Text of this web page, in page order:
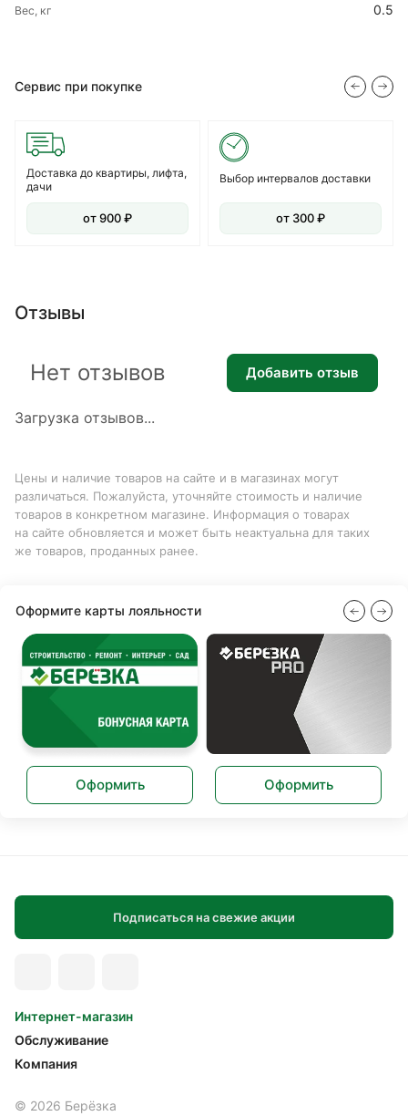
Вес, кг 0.5
Сервис при покупке
Доставка до квартиры, лифта,
дачи
от 900 ₽
Выбор интервалов доставки
от 300 ₽
Отзывы
Загрузка отзывов...
Нет отзывов Добавить отзыв
Цены и наличие товаров на сайте и в магазинах могут
различаться. Пожалуйста, уточняйте стоимость и наличие
товаров в конкретном магазине. Информация о товарах
на сайте обновляется и может быть неактуальна для таких
же товаров, проданных ранее.
Оформите карты лояльности
Оформить Оформить
Подписаться на свежие акции
Интернет-магазин
Обслуживание
Компания
© 2026 Берёзка